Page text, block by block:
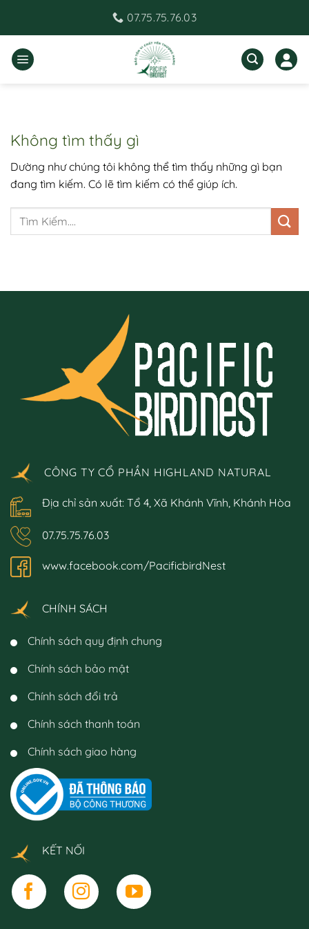
dung
07.75.75.76.03
Không tìm thấy gì
Dường như chúng tôi không thể tìm thấy những gì bạn
đang tìm kiếm. Có lẽ tìm kiếm có thể giúp ích.
CÔNG TY CỔ PHẦN HIGHLAND NATURAL
Địa chỉ sản xuất: Tổ 4, Xã Khánh Vĩnh, Khánh Hòa
07.75.75.76.03
www.facebook.com/PacificbirdNest
CHÍNH SÁCH
Chính sách quy định chung
Chính sách bảo mật
Chính sách đổi trả
Chính sách thanh toán
Chính sách giao hàng
KẾT NỐI